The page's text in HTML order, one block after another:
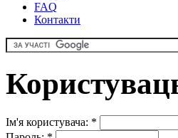
FAQ
Контакти
Ім'я користувача: *